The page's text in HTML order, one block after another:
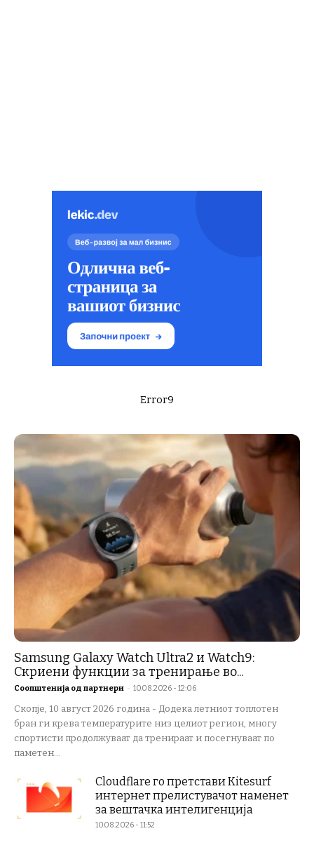
Error9
Samsung Galaxy Watch Ultra2 и Watch9:
Скриени функции за тренирање во...
Соопштенија од партнери - 10.08.2026 - 12:06
Скопје, 10 август 2026 година - Додека летниот топлотен
бран ги крева температурите низ целиот регион, многу
спортисти продолжуваат да тренираат и посегнуваат по
паметен...
Cloudflare го претстави Kitesurf
интернет прелистувачот наменет
за вештачка интелигенција
10.08.2026 - 11:52